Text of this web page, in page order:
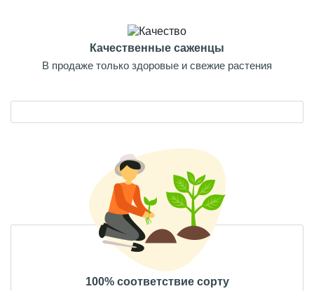
Качественные саженцы
В продаже только здоровые и свежие растения
100% соответствие сорту